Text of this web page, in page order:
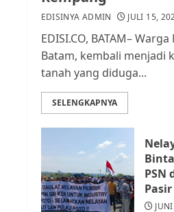
2
3
Kota
EDISINYA ADMIN JULI 15,
EDISI.CO, BATAM–
Batam, kembali menjadi
tanah yang diduga...
SELENGKAPNYA
PSN